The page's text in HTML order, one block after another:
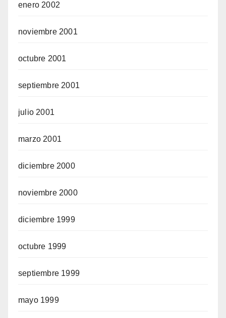
enero 2002
noviembre 2001
octubre 2001
septiembre 2001
julio 2001
marzo 2001
diciembre 2000
noviembre 2000
diciembre 1999
octubre 1999
septiembre 1999
mayo 1999